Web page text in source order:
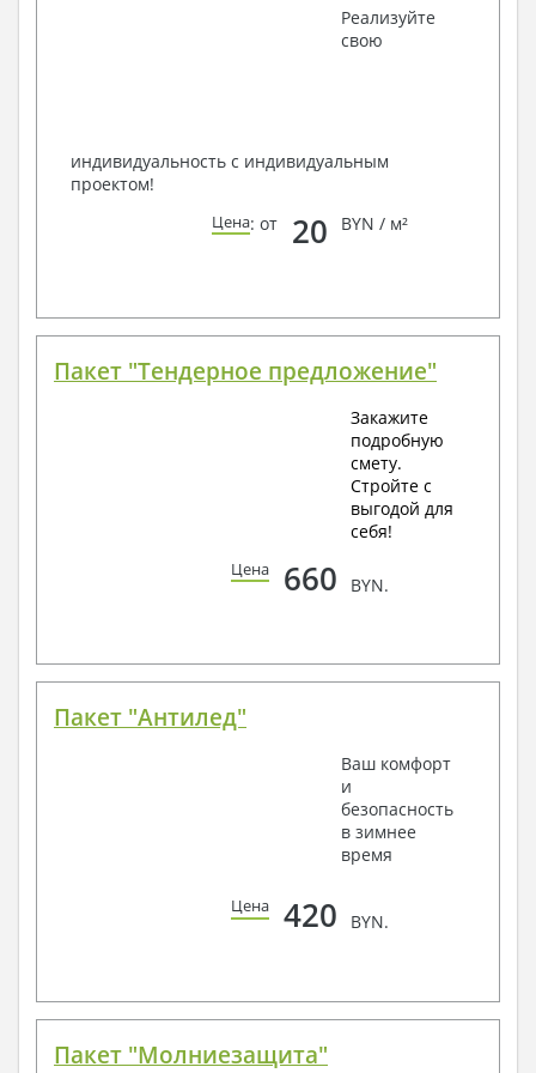
Получить профессиональную консультацию у
наших специалистов, Вы можете любым
Реализуйте
свою
индивидуальность с индивидуальным
проектом!
Цена: от 20 BYN / м²
Пакет "Тендерное предложение"
Закажите
подробную
смету.
Стройте с
выгодой для
себя!
Цена 660 BYN.
Пакет "Антилед"
Ваш комфорт
и
безопасность
в зимнее
время
Цена 420 BYN.
Пакет "Молниезащита"